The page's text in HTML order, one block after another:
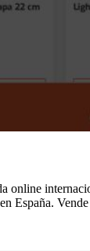
online
España.